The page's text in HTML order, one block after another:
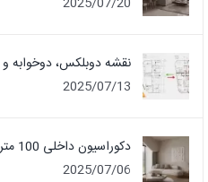
نقشه دوبلکس، دوخوابه
2025/07/13
دکوراسیون داخلی 100 متری | حس آرامش با خطوط نرم
2025/07/06